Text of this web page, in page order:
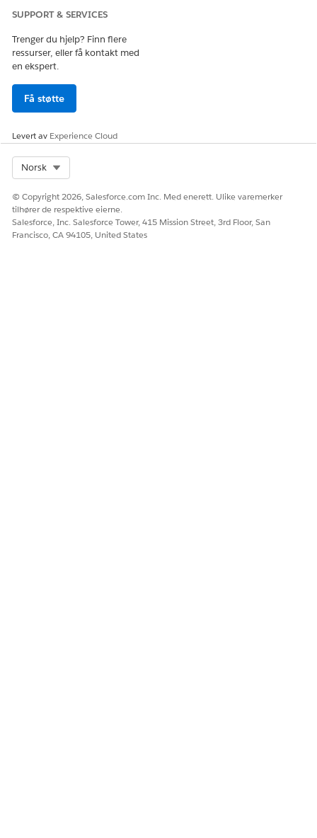
SUPPORT & SERVICES
Trenger du hjelp? Finn flere
ressurser, eller få kontakt med
en ekspert.
Få støtte
Levert av Experience Cloud
Norsk
© Copyright 2026, Salesforce.com Inc. Med enerett. Ulike varemerker
tilhører de respektive eierne.
Salesforce, Inc. Salesforce Tower, 415 Mission Street, 3rd Floor, San
Francisco, CA 94105, United States